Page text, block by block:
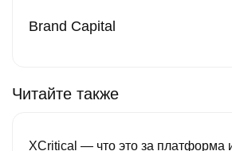
Brand Capital
Читайте также
XCritical — что это за платформа